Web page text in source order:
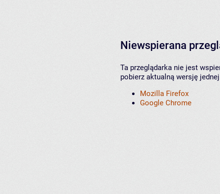
Niewspierana
Ta przeglądarka nie jest
pobierz aktualną wersję
Mozilla Firefox
Google Chrome